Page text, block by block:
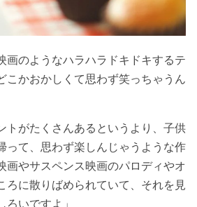
画のようなハラハラドキドキするテ
こかおかしくて思わず笑っちゃうん
トがたくさんあるというより、子供
って、思わず楽しんじゃうような作
画やサスペンス映画のパロディやオ
ろに散りばめられていて、それを見
いですよ」